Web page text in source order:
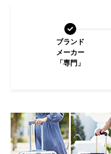
ブランド
メーカー
「専門」